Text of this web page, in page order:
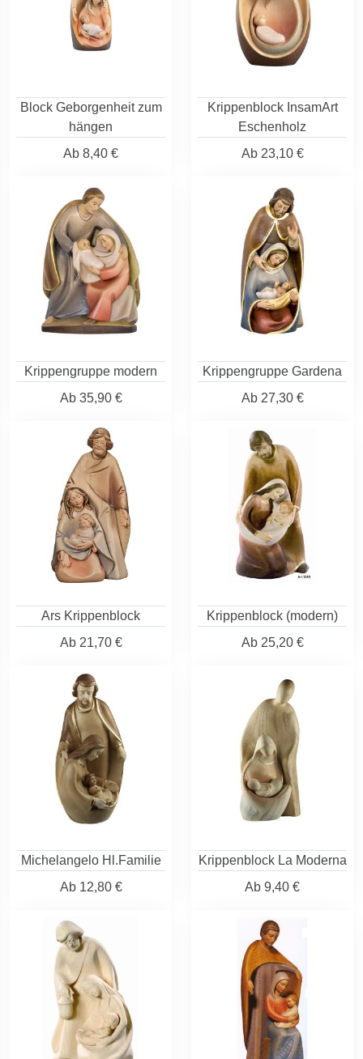
Block Geborgenheit zum
hängen
Ab 8,40 €
Krippenblock InsamArt
Eschenholz
Ab23,10 €
Krippengruppe modern
Ab35,90 €
Krippengruppe Gardena
Ab27,30 €
Ars Krippenblock
Ab21,70 €
Krippenblock (modern)
Ab25,20 €
Michelangelo Hl.Familie
Ab12,80 €
Krippenblock La Moderna
Ab 9,40 €